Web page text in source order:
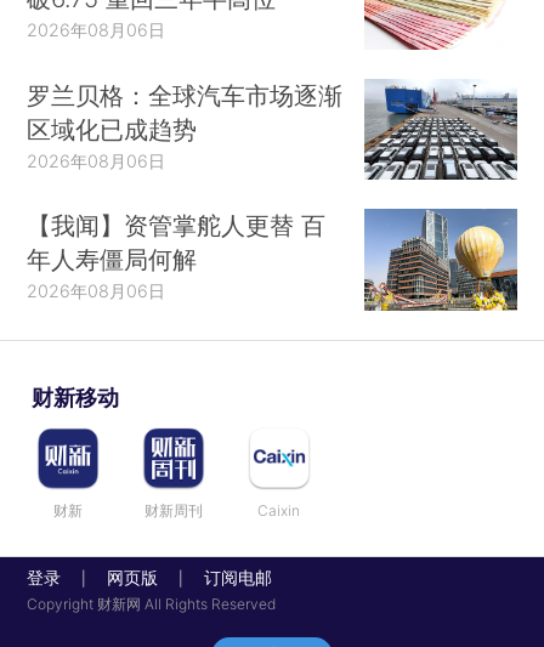
2026年08月06日
罗兰贝格：全球汽车市场逐渐
区域化已成趋势
2026年08月06日
【我闻】资管掌舵人更替 百
年人寿僵局何解
2026年08月06日
财新移动
财新 财新周刊 Caixin
登录 网页版 订阅电邮
Copyright 财新网 All Rights Reserved